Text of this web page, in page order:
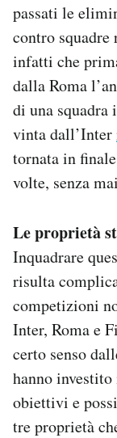
passati le
contro
infatti che
dalla Roma
di una squadra
vinta dall’Inter
tornata in
volte, senza
Le proprietà
Inquadrare
risulta
competizioni
Inter, Roma e
certo senso
hanno
obiettivi e
tre proprietà